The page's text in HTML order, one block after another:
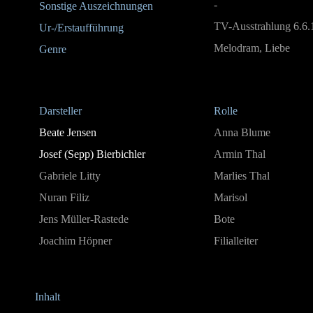
Sonstige Auszeichnungen
-
Ur-/Erstaufführung
TV-Ausstrahlung
Genre
Melodram, Liebe
Darsteller
Rolle
Beate Jensen
Anna Blume
Josef (Sepp) Bierbichler
Armin Thal
Gabriele Litty
Marlies Thal
Nuran Filiz
Marisol
Jens Müller-Rastede
Bote
Joachim Höpner
Filialleiter
Inhalt